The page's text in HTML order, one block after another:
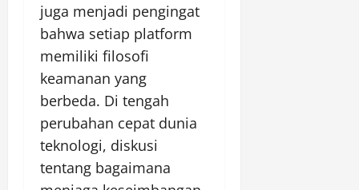
juga menjadi pengingat
bahwa setiap platform
memiliki filosofi
keamanan yang
berbeda. Di tengah
perubahan cepat dunia
teknologi, diskusi
tentang bagaimana